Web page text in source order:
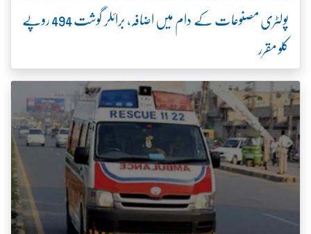
پولٹری مصنوعات کے دام میں اضافہ، برائلر گوشت 494 روپے
کلو مقرر